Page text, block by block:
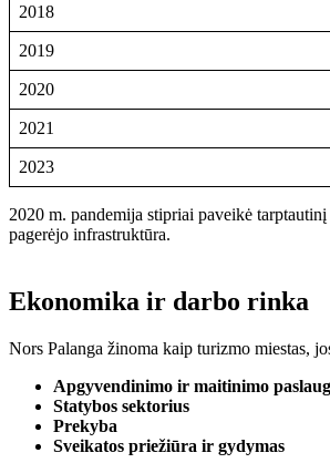
2018
2019
2020
2021
2023
2020 m. pandemija stipriai paveikė
pagerėjo infrastruktūra.
Ekonomika ir darbo rinka
Nors Palanga žinoma kaip turizmo miestas,
Apgyvendinimo ir maitinimo
Statybos sektorius
Prekyba
Sveikatos priežiūra ir gydymas